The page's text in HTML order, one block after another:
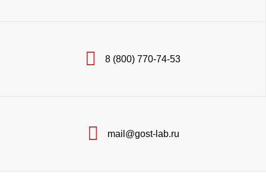
8 (800) 770-74-53
mail@gost-lab.ru